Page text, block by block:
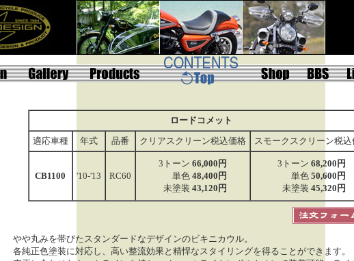
ロードコメット
適応車種
年式 品番 クリアスクリーン税込価格 スモークスクリーン税込
CB1100 '10-'13 RC60
3トーン 66,000円
単色 48,400円
未塗装 43,120円
3トーン 68,200円
単色 50,600円
未塗装 45,320円
やや丸みを帯びたスタンダードなデザインのビキニカウル。
各純正色塗装に対応し、高い整流効果と精悍なスタイリングを得ることができます。